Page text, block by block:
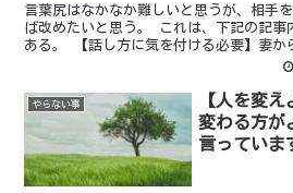
言葉尻はなかなか難しいと思うが、相手
ば改めたいと思う。 これは、下記の記事
ある。 【話し方に気を付ける必要】妻か
でして 妻と話をする際、大変に嫌がら
やらない事
【人を変
変わる方が
言っていま